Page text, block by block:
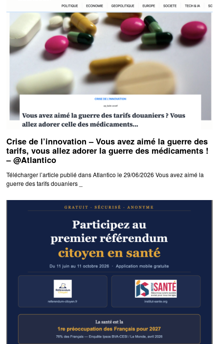
Crise de l’innovation – Vous avez aimé la guerre des
tarifs, vous allez adorer la guerre des médicaments !
– @Atlantico
Télécharger l’article publié dans Atlantico le 29/06/2026 Vous avez aimé la
guerre des tarifs douaniers _